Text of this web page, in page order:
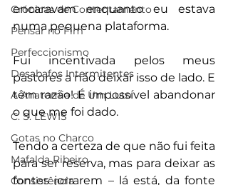
Crónicas de Contentamento
Pensar no Fim
Perfeccionismo
Desabafos Intermitentes
A Anatomia de Um Luto
C. S. LEWIS
Gotas no Charco
Mafalda Ribeiro
Consistência
encaravam enquanto eu estava
numa pequena plataforma.
Fui incentivada pelos meus
pastores a não deixar isso de lado. E
têm razão! É impossível abandonar
o que me foi dado.
Tendo a certeza de que não fui feita
para ser reserva, mas para deixar as
fontes jorrarem – lá está, da fonte